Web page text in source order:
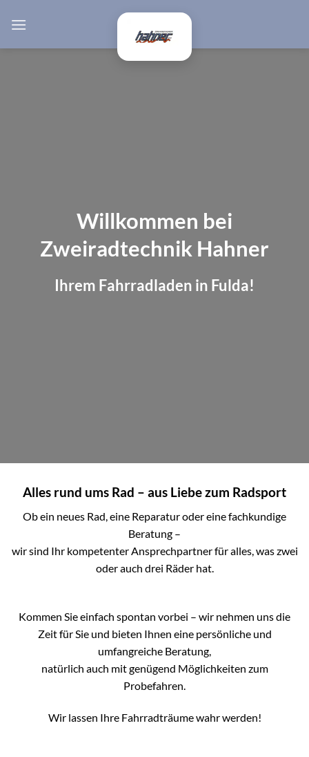
Inhalt
Willkommen bei
Zweiradtechnik Hahner
Ihrem Fahrradladen in Fulda!
Alles rund ums Rad – aus Liebe zum Radsport
Ob ein neues Rad, eine Reparatur oder eine fachkundige
Beratung –
wir sind Ihr kompetenter Ansprechpartner für alles, was zwei
oder auch drei Räder hat.
Kommen Sie einfach spontan vorbei – wir nehmen uns die
Zeit für Sie und bieten Ihnen eine persönliche und
umfangreiche Beratung,
natürlich auch mit genügend Möglichkeiten zum
Probefahren.
Wir lassen Ihre Fahrradträume wahr werden!